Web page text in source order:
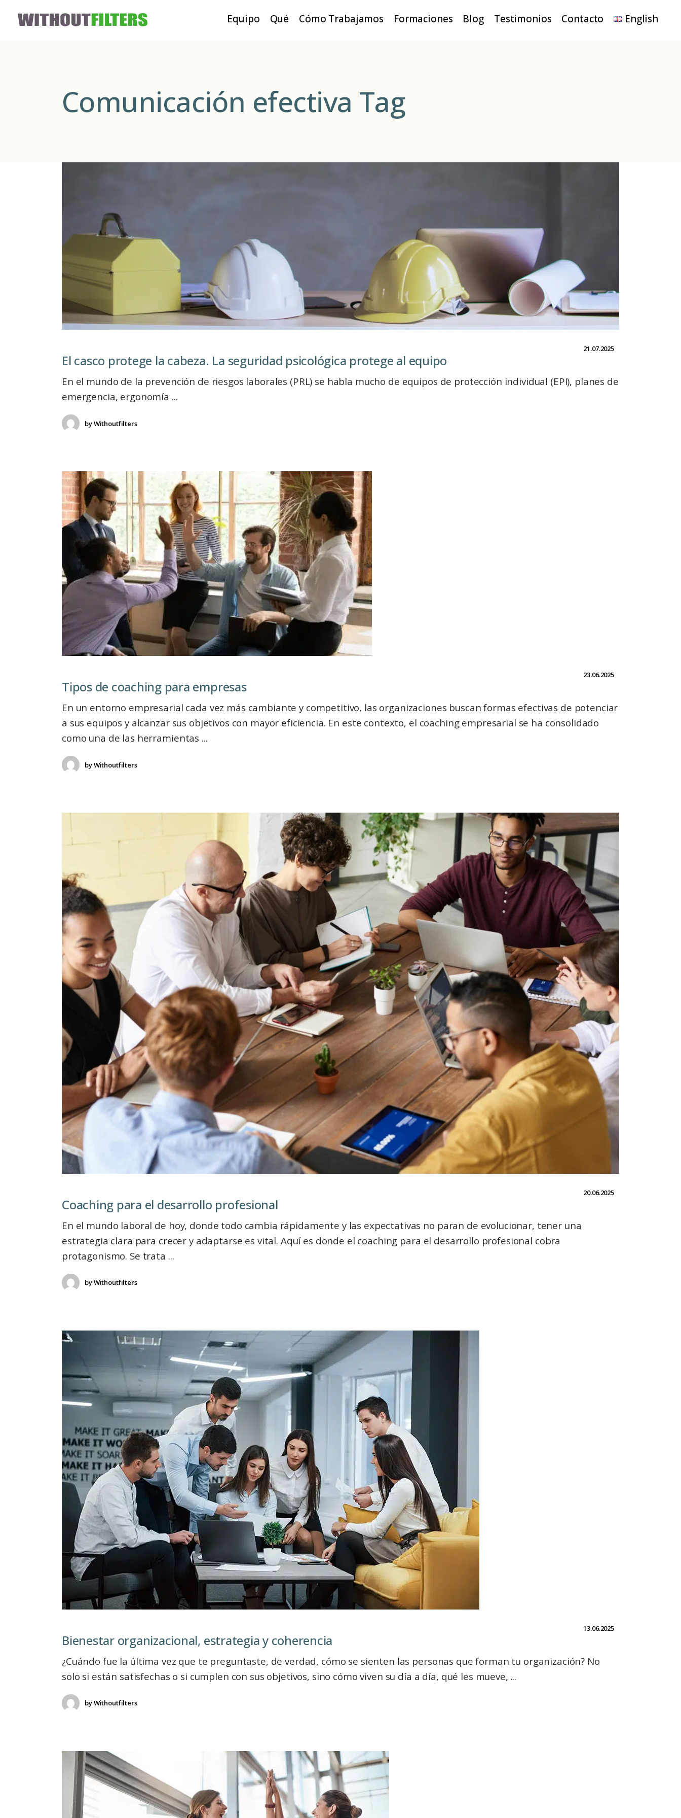
Equipo Qué Cómo Trabajamos Formaciones Blog Testimonios Contacto English
Comunicación efectiva Tag
21.07.2025
El casco protege la cabeza. La seguridad psicológica protege al equipo
En el mundo de la prevención de riesgos laborales (PRL) se habla mucho de equipos de protección individual (EPI), planes de
emergencia, ergonomía
byWithoutfilters
23.06.2025
Tipos de coaching para empresasㅤㅤㅤㅤㅤㅤㅤㅤㅤㅤㅤㅤㅤㅤㅤㅤㅤㅤ
En un entorno empresarial cada vez más cambiante y competitivo, las organizaciones buscan formas efectivas de potenciar
a sus equipos y alcanzar sus objetivos con mayor eficiencia. En este contexto, el coaching empresarial se ha consolidado
como una de las herramientas
byWithoutfilters
20.06.2025
Coaching para el desarrollo profesional
En el mundo laboral de hoy, donde todo cambia rápidamente y las expectativas no paran de evolucionar, tener una
estrategia clara para crecer y adaptarse es vital. Aquí es donde el coaching para el desarrollo profesional cobra
protagonismo. Se trata
byWithoutfilters
13.06.2025
Bienestar organizacional, estrategia y coherenciaㅤㅤㅤㅤㅤㅤㅤㅤㅤㅤㅤㅤㅤㅤ
¿Cuándo fue la última vez que te preguntaste, de verdad, cómo se sienten las personas que forman tu organización? No
solo si están satisfechas o si cumplen con sus objetivos, sino cómo viven su día a día, qué les mueve,
byWithoutfilters